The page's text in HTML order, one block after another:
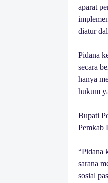
aparat
diatur
Pidana
secara
hanya
hukum
Bupati
Pemkab
“Pidana
sarana
sosial